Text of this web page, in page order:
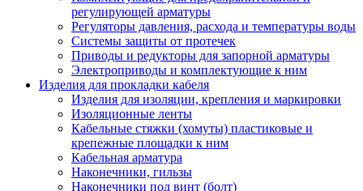
регулирующей арматуры
Регуляторы давления, расхода и температуры воды
Системы защиты от протечек
Приводы и редукторы для запорной арматуры
Электроприводы и комплектующие к ним
Изделия для прокладки кабеля
Изделия для изоляции, крепления и маркировки
Изоляционные ленты
Кабельные стяжки (хомуты) пластиковые и
крепежные площадки к ним
Кабельная арматура
Наконечники, гильзы
Наконечники под винт (болт)